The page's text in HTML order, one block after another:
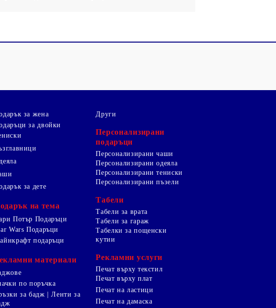
за жена
за двойки
за дете
на тема
Потър Подаръци
Wars Подаръци
подаръци
материали
по поръчка
за бадж | Ленти за
Други
Персонализирани
подаръци
Персонализирани чаши
Персонализирани одеяла
Персонализирани тениски
Персонализирани пъзели
Табели
Табели за врата
Табели за гараж
Табелки за пощенски
кутии
Рекламни услуги
Печат върху текстил
Печат върху плат
Печат на ластици
Печат на дамаска